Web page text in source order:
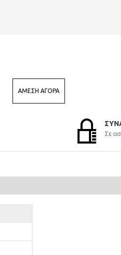
ΆΜΕΣΗ ΑΓΟΡΆ
Σε